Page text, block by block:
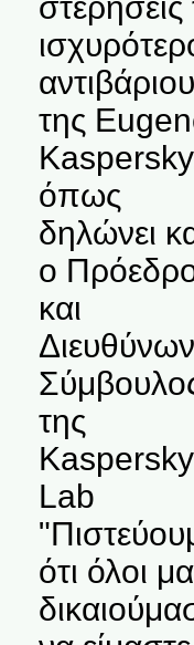
της
όπως
δηλώνει
ο
και
Διευθύνων
της
Kaspersky
Lab
ότι όλοι